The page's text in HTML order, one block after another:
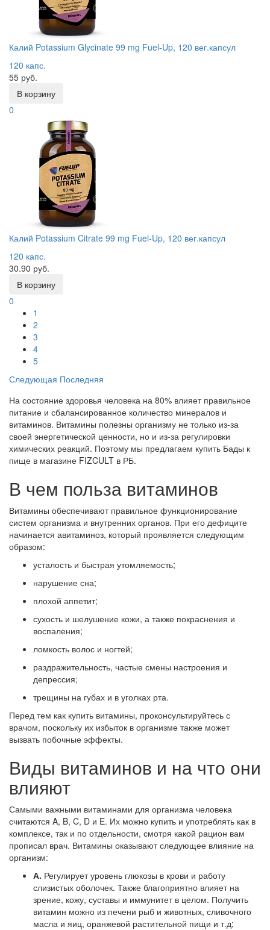
Калий Potassium Glycinate 99 mg Fuel-Up, 120 вег.капсул
120 капс.
55 руб.
В корзину
0
Калий Potassium Citrate 99 mg Fuel-Up, 120 вег.капсул
120 капс.
30.90 руб.
В корзину
0
1
2
3
4
5
Следующая Последняя
На состояние здоровья человека на 80% влияет правильное
питание и сбалансированное количество минералов и
витаминов. Витамины полезны организму не только из-за
своей энергетической ценности, но и из-за регулировки
химических реакций. Поэтому мы предлагаем купить Бады к
пище в магазине FIZCULT в РБ.
В чем польза витаминов
Витамины обеспечивают правильное функционирование
систем организма и внутренних органов. При его дефиците
начинается авитаминоз, который проявляется следующим
образом:
усталость и быстрая утомляемость;
нарушение сна;
плохой аппетит;
сухость и шелушение кожи, а также покраснения и
воспаления;
ломкость волос и ногтей;
раздражительность, частые смены настроения и
депрессия;
трещины на губах и в уголках рта.
Перед тем как купить витамины, проконсультируйтесь с
врачом, поскольку их избыток в организме также может
вызвать побочные эффекты.
Виды витаминов и на что они
влияют
Самыми важными витаминами для организма человека
считаются A, B, C, D и E. Их можно купить и употреблять как в
комплексе, так и по отдельности, смотря какой рацион вам
прописал врач. Витамины оказывают следующее влияние на
организм:
А. Регулирует уровень глюкозы в крови и работу
слизистых оболочек. Также благоприятно влияет на
зрение, кожу, суставы и иммунитет в целом. Получить
витамин можно из печени рыб и животных, сливочного
масла и яиц, оранжевой растительной пищи и т.д;